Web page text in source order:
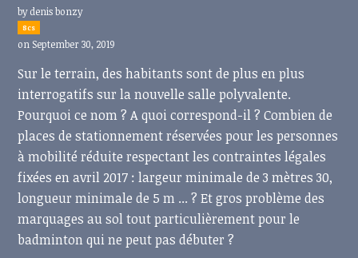
bydenis bonzy
8cs
on September 30, 2019
Sur le terrain, des habitants sont de plus en plus
interrogatifs sur la nouvelle salle polyvalente.
Pourquoi ce nom ? A quoi correspond-il ? Combien de
places de stationnement réservées pour les personnes
à mobilité réduite respectant les contraintes légales
fixées en avril 2017 : largeur minimale de 3 mètres 30,
longueur minimale de 5 m ... ? Et gros problème des
marquages au sol tout particulièrement pour le
badminton qui ne peut pas débuter ?